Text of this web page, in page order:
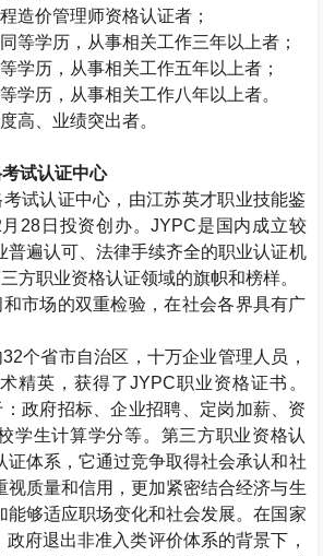
造价管理师资格认证者；
等学历，从事相关工作三年以上者；
学历，从事相关工作五年以上者；
学历，从事相关工作八年以上者。
高、业绩突出者。
试认证中心
试认证中心，由江苏英才职业技能鉴
月 28 日投资创办。JYPC是国内成立较
普遍认可、法律手续齐全的职业认证机
方职业资格认证领域的旗帜和榜样。
市场的双重检验，在社会各界具有广
32个省市自治区，十万企业管理人员，
精英，获得了JYPC职业资格证书。
政府招标、企业招聘、定岗加薪、资
学生计算学分等。第三方职业资格认
证体系，它通过竞争取得社会承认和社
视质量和信用，更加紧密结合经济与生
能够适应职场变化和社会发展。在国家
政府退出非准入类评价体系的背景下，